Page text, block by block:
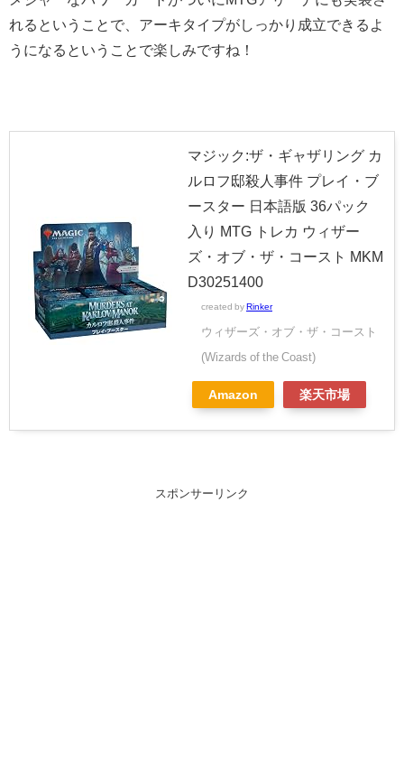
れるということで、アーキタイプがしっかり成立できるよ
うになるということで楽しみですね！
マジック:ザ・ギャザリング カ
ルロフ邸殺人事件 プレイ・ブ
ースター 日本語版 36パック
入り MTG トレカ ウィザー
ズ・オブ・ザ・コースト MKM
D30251400
created by Rinker
ウィザーズ・オブ・ザ・コースト
(Wizards of the Coast)
Amazon 楽天市場
スポンサーリンク